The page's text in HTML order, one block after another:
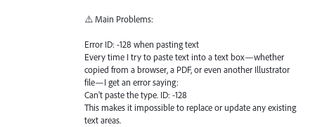
⚠️ Main Problems:
Error ID: -128 when pasting text
Every time I try to paste text into a text box—whether
copied from a browser, a PDF, or even another Illustrator
file—I get an error saying:
Can't paste the type. ID: -128
This makes it impossible to replace or update any existing
text areas.